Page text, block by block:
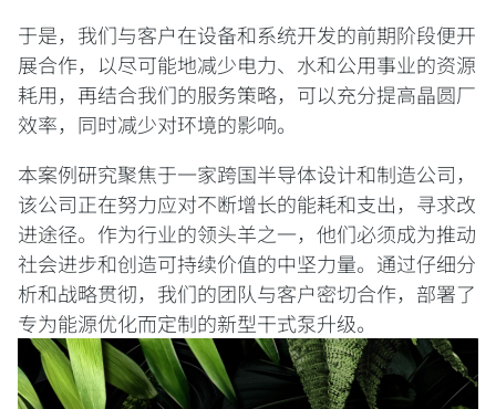
于是，我们与客户在设备和系统开发的前期阶段便开
展合作，以尽可能地减少电力、水和公用事业的资源
耗用，再结合我们的服务策略，可以充分提高晶圆厂
效率，同时减少对环境的影响。
本案例研究聚焦于一家跨国半导体设计和制造公司，
该公司正在努力应对不断增长的能耗和支出，寻求改
进途径。作为行业的领头羊之一，他们必须成为推动
社会进步和创造可持续价值的中坚力量。通过仔细分
析和战略贯彻，我们的团队与客户密切合作，部署了
专为能源优化而定制的新型干式泵升级。